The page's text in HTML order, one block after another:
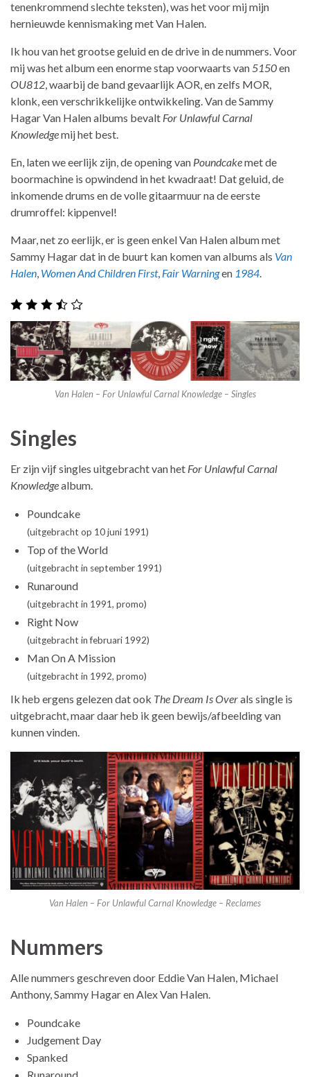
tenenkrommend slechte teksten), was het voor mij mijn
hernieuwde kennismaking met Van Halen.
Ik hou van het grootse geluid en de drive in de nummers. Voor
mij was het album een enorme stap voorwaarts van 5150en
OU812 , waarbij de band gevaarlijk AOR, en zelfs MOR,
klonk, een verschrikkelijke ontwikkeling. Van de Sammy
Hagar Van Halen albums bevalt For Unlawful Carnal
Knowledgemij het best.
En, laten we eerlijk zijn, de opening van Poundcakemet de
boormachine is opwindend in het kwadraat! Dat geluid, de
inkomende drums en de volle gitaarmuur na de eerste
drumroffel: kippenvel!
Maar, net zo eerlijk, er is geen enkel Van Halen album met
Sammy Hagar dat in de buurt kan komen van albums als Van
Halen Women And Children First, Fair Warningen 1984
Van Halen – For Unlawful Carnal Knowledge – Singles
Singles
Er zijn vijf singles uitgebracht van het For Unlawful Carnal
Knowledgealbum.
Poundcake
(uitgebracht op 10 juni 1991)
Top of the World
(uitgebracht in september 1991)
Runaround
(uitgebracht in 1991, promo)
Right Now
(uitgebracht in februari 1992)
Man On A Mission
(uitgebracht in 1992, promo)
Ik heb ergens gelezen dat ook The Dream Is Overals single is
uitgebracht, maar daar heb ik geen bewijs/afbeelding van
kunnen vinden.
Van Halen – For Unlawful Carnal Knowledge – Reclames
Nummers
Alle nummers geschreven door Eddie Van Halen, Michael
Anthony, Sammy Hagar en Alex Van Halen.
Poundcake
Judgement Day
Spanked